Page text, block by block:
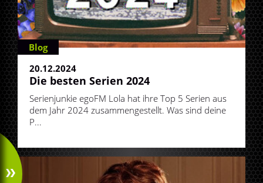
Blog
20.12.2024
Die besten Serien 2024
Serienjunkie egoFM Lola hat ihre Top 5 Serien aus
dem Jahr 2024 zusammengestellt. Was sind deine
P...